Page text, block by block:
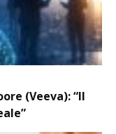
(Veeva): “Il